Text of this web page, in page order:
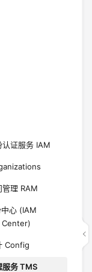
认证服务 IAM
管理 RAM
心 (IAM
Config
服务 TMS